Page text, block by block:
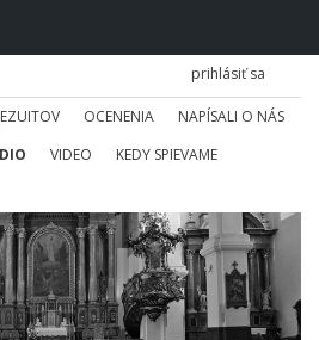
prihlásiť sa
OCENENIA
NAPÍSALI O NÁS
VIDEO
KEDY SPIEVAME